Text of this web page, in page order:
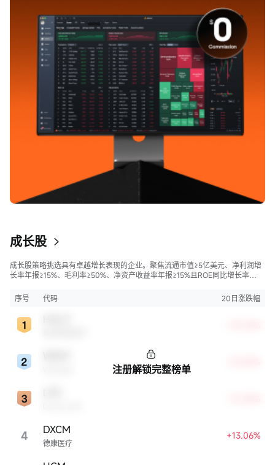
成长股
成长股策略挑选具有卓越增长表现的企业。聚焦流通市值≥5亿美元、净利润增
长率年报≥15%、毛利率≥50%、净资产收益率年报≥15%且ROE同比增长率
序号
代码 20日涨跌幅
4 德康医疗
DXCM +13.06%
注册解锁完整榜单